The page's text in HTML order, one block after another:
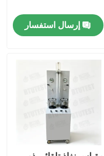
إرسال استفسار